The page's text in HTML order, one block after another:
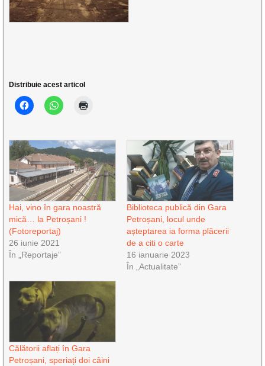
Distribuie acest articol
Hai, vino în gara noastră
mică… la Petroșani !
(Fotoreportaj)
26 iunie 2021
În „Reportaje”
Biblioteca publică din Gara
Petroșani, locul unde
așteptarea ia forma plăcerii
de a citi o carte
16 ianuarie 2023
În „Actualitate”
Călătorii aflați în Gara
Petroșani, speriați doi câini